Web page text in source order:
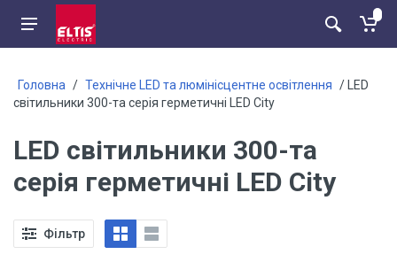
Головна / Технічне LED та люмінісцентне освітлення / LED
світильники 300-та серія герметичні LED City
LED світильники 300-та
серія герметичні LED City
Фільтр